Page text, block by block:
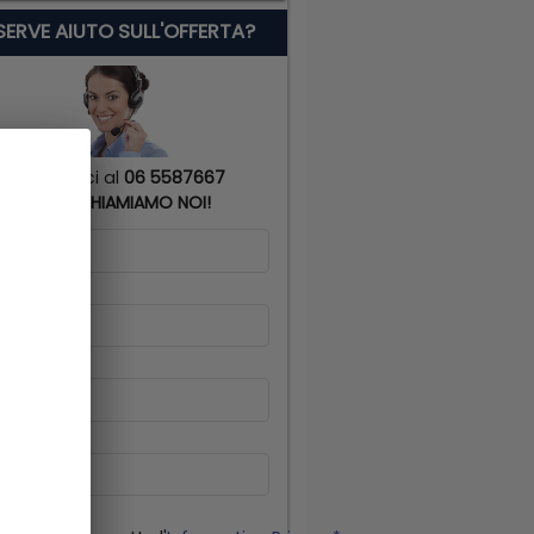
AIUTO SULL'OFFERTA?
Chiamaci al 06 5587667
TI RICHIAMIAMO NOI!